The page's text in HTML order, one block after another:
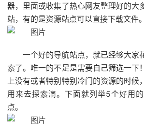
器，里面或收集了热心网友整理好的大
站，有的是资源站点可以直接下载文件。
一个好的导航站点，就已经够大家
索了。唯一的不足是需要自己筛选一下
上没有或者特别特别冷门的资源的时候
用来去探索滴。下面就列举5个好用
点。